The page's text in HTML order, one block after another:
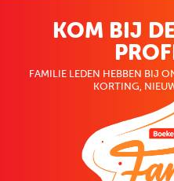
KOM BIJ
FAMILIE LEDEN HEBBEN BIJ
KORTING,